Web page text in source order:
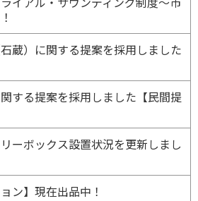
蔵）に関する提案を採用しました
する提案を採用しました【民間提
ーボックス設置状況を更新しまし
ン】現在出品中！